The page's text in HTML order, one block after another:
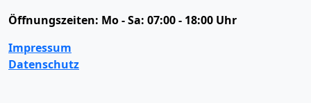
Öffnungszeiten: Mo - Sa: 07:00 - 18:00 Uhr
Impressum
Datenschutz